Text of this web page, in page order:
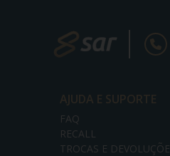
AJUDA E SUPORTE
FAQ
RECALL
TROCAS E